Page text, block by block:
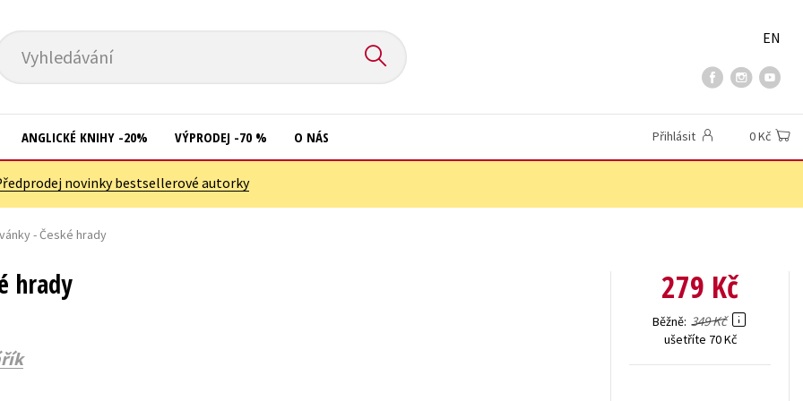
Vyhledávání
EN
Kuchařky
New Adult
Ostatní
ANGLICKÉ KNIHY -20% VÝPRODEJ -70 % O NÁS Přihlásit 0 Kč
novinky bestsellerové autorky
- České hrady
hrady 279 Kč
Běžně 349 Kč
ušetříte 70 Kč